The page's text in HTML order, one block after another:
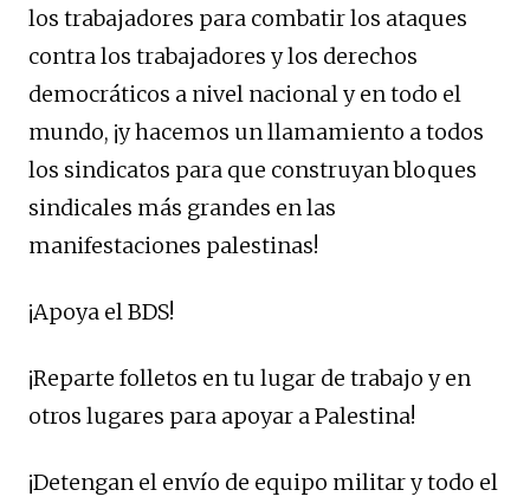
los trabajadores para combatir los ataques
contra los trabajadores y los derechos
democráticos a nivel nacional y en todo el
mundo, ¡y hacemos un llamamiento a todos
los sindicatos para que construyan bloques
sindicales más grandes en las
manifestaciones palestinas!
¡Apoya el BDS!
¡Reparte folletos en tu lugar de trabajo y en
otros lugares para apoyar a Palestina!
¡Detengan el envío de equipo militar y todo el